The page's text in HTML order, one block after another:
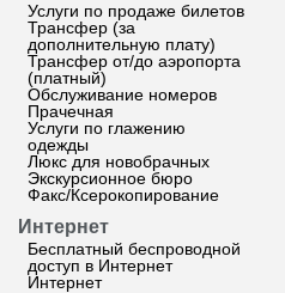
Услуги по продаже билетов
Трансфер (за
дополнительную плату)
Трансфер от/до аэропорта
(платный)
Обслуживание номеров
Прачечная
Услуги по глажению
одежды
Люкс для новобрачных
Экскурсионное бюро
Факс/Ксерокопирование
Интернет
Бесплатный беспроводной
доступ в Интернет
Интернет